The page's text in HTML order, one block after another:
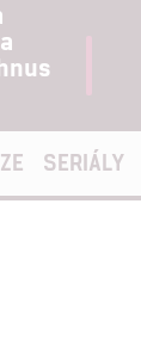
SERIÁLY